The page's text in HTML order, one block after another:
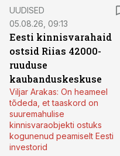
UUDISED
05.08.26, 09:13
Eesti kinnisvarahaid
ostsid Riias 42000-
ruuduse
kaubanduskeskuse
Viljar Arakas: On heameel
tõdeda, et taaskord on
suuremahulise
kinnisvaraobjekti ostuks
kogunenud peamiselt Eesti
investorid